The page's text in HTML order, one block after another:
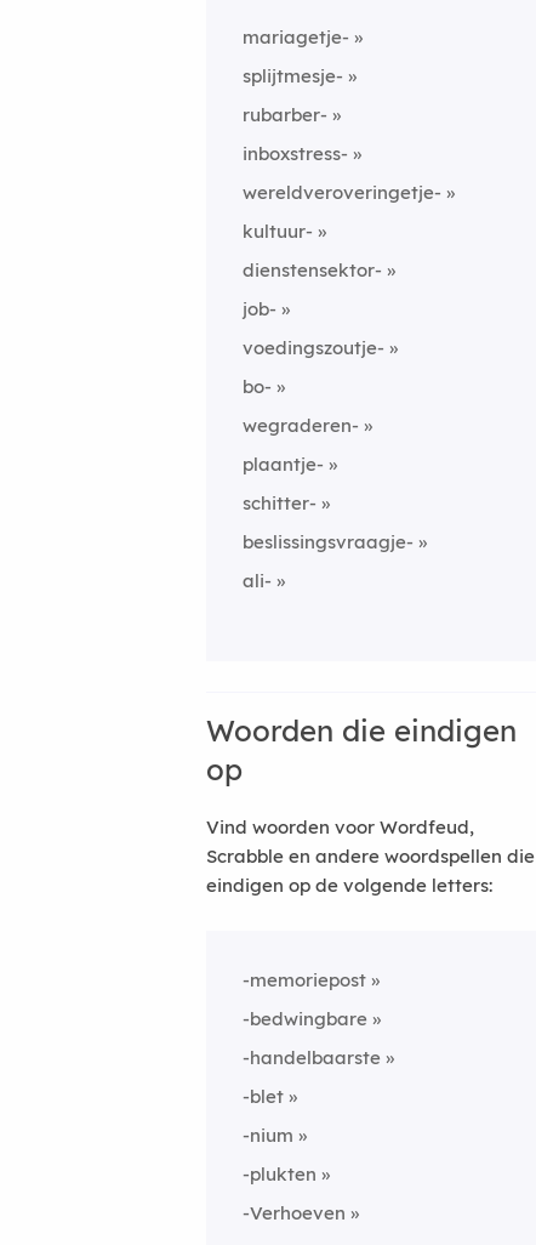
mariagetje-
splijtmesje-
rubarber-
inboxstress-
wereldveroveringetje-
kultuur-
dienstensektor-
job-
voedingszoutje-
bo-
wegraderen-
plaantje-
schitter-
beslissingsvraagje-
ali-
Woorden die eindigen
op
Vind woorden voor Wordfeud,
Scrabble en andere woordspellen die
eindigen op de volgende letters:
-memoriepost
-bedwingbare
-handelbaarste
-blet
-nium
-plukten
-Verhoeven